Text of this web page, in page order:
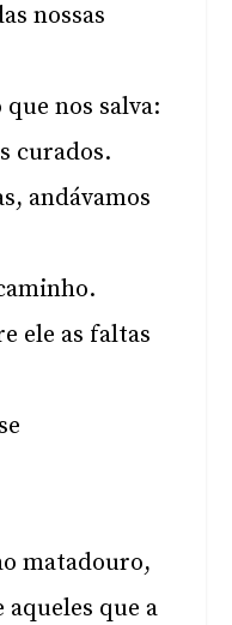
nossas
nos salva:
curados.
andávamos
ele as faltas
matadouro,
que a